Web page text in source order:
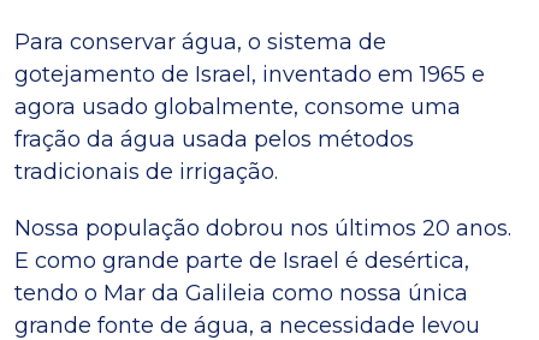
Para conservar água, o sistema de
gotejamento de Israel, inventado em 1965 e
agora usado globalmente, consome uma
fração da água usada pelos métodos
tradicionais de irrigação.
Nossa população dobrou nos últimos 20 anos.
E como grande parte de Israel é desértica,
tendo o Mar da Galileia como nossa única
grande fonte de água, a necessidade levou